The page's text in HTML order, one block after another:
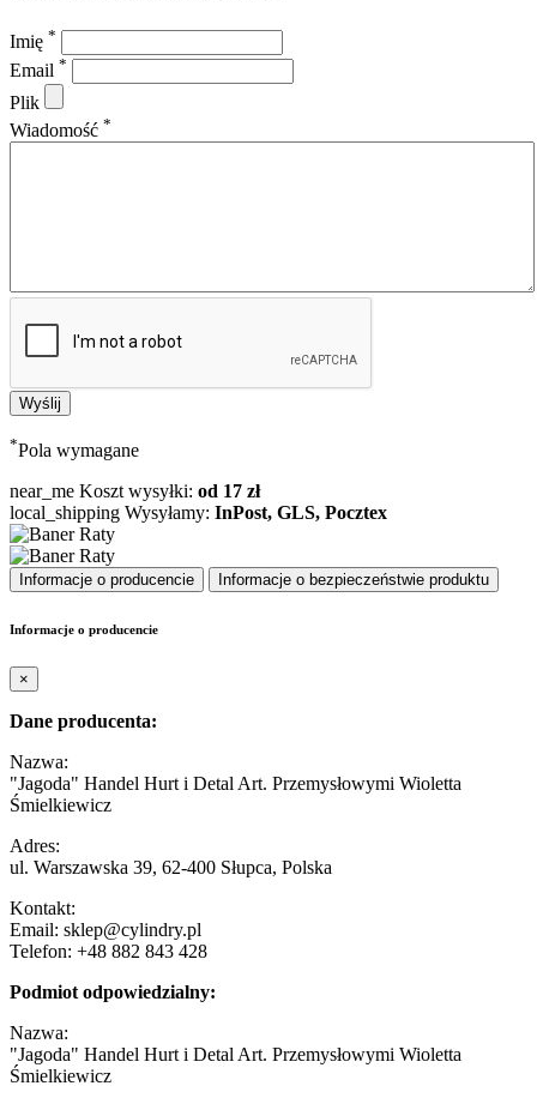
Imię *
Email *
Plik
Wiadomość *
*Pola wymagane
near_me Koszt wysyłki: od 17 zł
local_shipping Wysyłamy: InPost, GLS, Pocztex
Informacje o producencie Informacje o bezpieczeństwie produktu
Informacje o producencie
×
Dane producenta:
Nazwa:
"Jagoda" Handel Hurt i Detal Art. Przemysłowymi Wioletta
Śmielkiewicz
Adres:
ul. Warszawska 39, 62-400 Słupca, Polska
Kontakt:
Email: sklep@cylindry.pl
Telefon: +48 882 843 428
Podmiot odpowiedzialny:
Nazwa:
"Jagoda" Handel Hurt i Detal Art. Przemysłowymi Wioletta
Śmielkiewicz